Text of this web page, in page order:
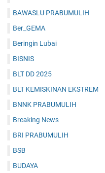
BAWASLU PRABUMULIH
Ber_GEMA
Beringin Lubai
BISNIS
BLT DD 2025
BLT KEMISKINAN EKSTREM
BNNK PRABUMULIH
Breaking News
BRI PRABUMULIH
BSB
BUDAYA